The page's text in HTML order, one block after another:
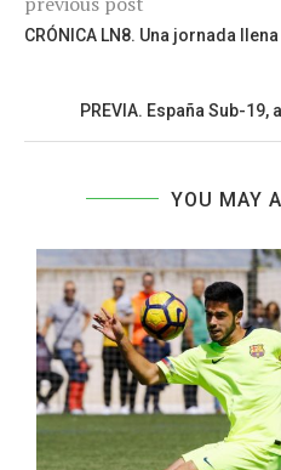
CRÓNICA LN8. Una jornada
PREVIA. España Sub-
YOU MAY